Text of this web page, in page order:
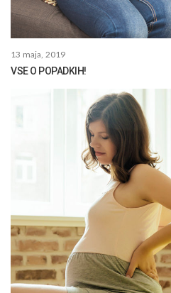
13 maja, 2019
VSE O POPADKIH!